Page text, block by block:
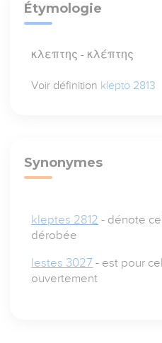
Étymologie
κλεπτης - κλέπτης
Voir définition klepto 2813
Synonymes
kleptes 2812 - dénote
dérobée
lestes 3027 - est pour
ouvertement